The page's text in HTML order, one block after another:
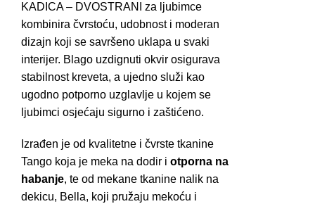
KADICA – DVOSTRANI za ljubimce
kombinira čvrstoću, udobnost i moderan
dizajn koji se savršeno uklapa u svaki
interijer. Blago uzdignuti okvir osigurava
stabilnost kreveta, a ujedno služi kao
ugodno potporno uzglavlje u kojem se
ljubimci osjećaju sigurno i zaštićeno.
Izrađen je od kvalitetne i čvrste tkanine
Tango koja je meka na dodir i otporna na
habanje, te od mekane tkanine nalik na
dekicu, Bella, koji pružaju mekoću i